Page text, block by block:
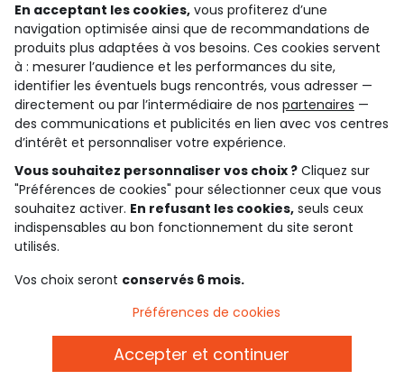
qui sommes-nous ?
besoin d'aide ?
le club fidélité
notre catalogue
Conditions générales de ventes et d'utilisation
Conditions d’utilisation des réseaux sociaux
Politique de confidentialité
Cookies et données personnelles
Paramètres des cookies
En acceptant les cookies, vous profiterez d’une
navigation optimisée ainsi que de recommandations de
produits plus adaptées à vos besoins. Ces cookies servent
à : mesurer l’audience et les performances du site,
identifier les éventuels bugs rencontrés, vous adresser —
directement ou par l’intermédiaire de nos partenaires —
des communications et publicités en lien avec vos centres
d’intérêt et personnaliser votre expérience.
Vous souhaitez personnaliser vos choix ? Cliquez sur
"Préférences de cookies" pour sélectionner ceux que vous
souhaitez activer. En refusant les cookies, seuls ceux
indispensables au bon fonctionnement du site seront
utilisés.
Vos choix seront conservés 6 mois.
Préférences de cookies
Accepter et continuer